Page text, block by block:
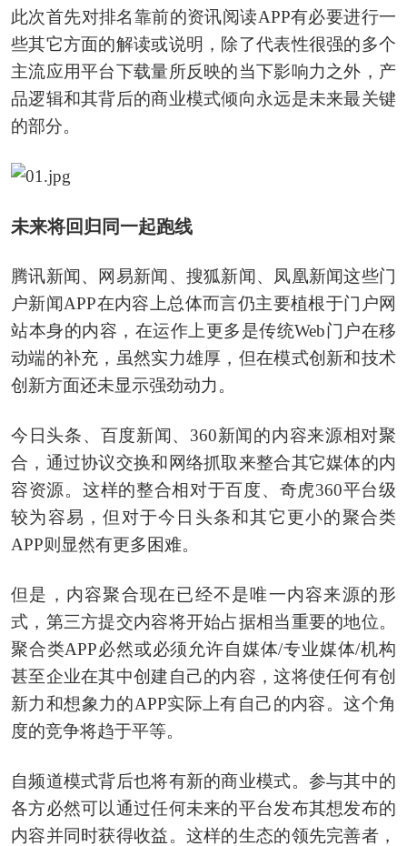
此次首先对排名靠前的资讯阅读APP有必要进行一
些其它方面的解读或说明，除了代表性很强的多个
主流应用平台下载量所反映的当下影响力之外，产
品逻辑和其背后的商业模式倾向永远是未来最关键
的部分。
未来将回归同一起跑线
腾讯新闻、网易新闻、搜狐新闻、凤凰新闻这些门
户新闻APP在内容上总体而言仍主要植根于门户网
站本身的内容，在运作上更多是传统Web门户在移
动端的补充，虽然实力雄厚，但在模式创新和技术
创新方面还未显示强劲动力。
今日头条、百度新闻、360新闻的内容来源相对聚
合，通过协议交换和网络抓取来整合其它媒体的内
容资源。这样的整合相对于百度、奇虎360平台级
较为容易，但对于今日头条和其它更小的聚合类
APP则显然有更多困难。
但是，内容聚合现在已经不是唯一内容来源的形
式，第三方提交内容将开始占据相当重要的地位。
聚合类APP必然或必须允许自媒体/专业媒体/机构
甚至企业在其中创建自己的内容，这将使任何有创
新力和想象力的APP实际上有自己的内容。这个角
度的竞争将趋于平等。
自频道模式背后也将有新的商业模式。参与其中的
各方必然可以通过任何未来的平台发布其想发布的
内容并同时获得收益。这样的生态的领先完善者，